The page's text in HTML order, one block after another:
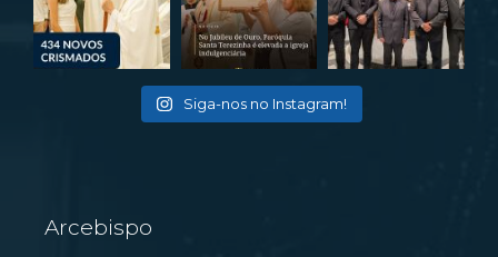
Siga-nos no Instagram!
Arcebispo